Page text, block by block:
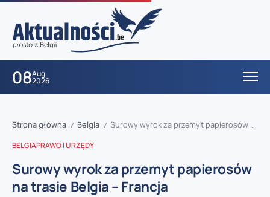
08Aug
2026
Strona główna / Belgia / Surowy wyrok za przemyt papierosów na trasie Belgia – Francja
BELGIAPRAWO I URZĘDY
Surowy wyrok za przemyt papierosów
na trasie Belgia – Francja